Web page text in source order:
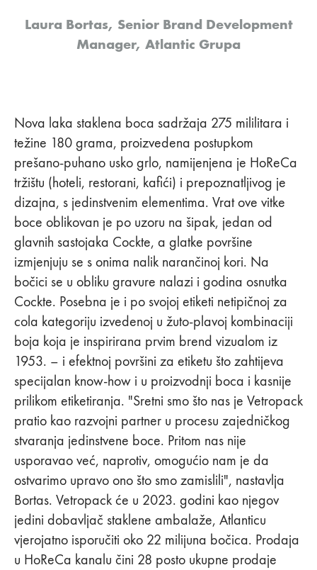
Laura Bortas, Senior Brand Development
Manager, Atlantic Grupa
Nova laka staklena boca sadržaja 275 mililitara i
težine 180 grama, proizvedena postupkom
prešano-puhano usko grlo, namijenjena je HoReCa
tržištu (hoteli, restorani, kafići) i prepoznatljivog je
dizajna, s jedinstvenim elementima. Vrat ove vitke
boce oblikovan je po uzoru na šipak, jedan od
glavnih sastojaka Cockte, a glatke površine
izmjenjuju se s onima nalik narančinoj kori. Na
bočici se u obliku gravure nalazi i godina osnutka
Cockte. Posebna je i po svojoj etiketi netipičnoj za
cola kategoriju izvedenoj u žuto-plavoj kombinaciji
boja koja je inspirirana prvim brend vizualom iz
1953. – i efektnoj površini za etiketu što zahtijeva
specijalan know-how i u proizvodnji boca i kasnije
prilikom etiketiranja. "Sretni smo što nas je Vetropack
pratio kao razvojni partner u procesu zajedničkog
stvaranja jedinstvene boce. Pritom nas nije
usporavao već, naprotiv, omogućio nam je da
ostvarimo upravo ono što smo zamislili", nastavlja
Bortas. Vetropack će u 2023. godini kao njegov
jedini dobavljač staklene ambalaže, Atlanticu
vjerojatno isporučiti oko 22 milijuna bočica. Prodaja
u HoReCa kanalu čini 28 posto ukupne prodaje